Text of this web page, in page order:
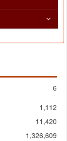
6
1,112
11,420
1,326,609